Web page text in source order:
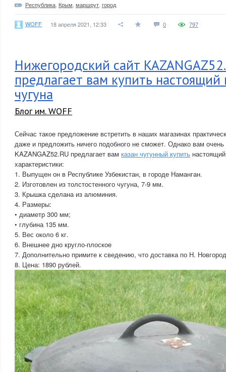
Республика Крым маршрут город
WOFF 18 апреля 2021, 12:33 0 797
Нижегородский сайт
предлагает вам купить настоящий
чугуна
Блог им. WOFF
Сейчас такое предложение встретить в наших магазинах
даже и предложить ничего подобного не сможет. Однако вам очень
KAZANGAZ52.RU предлагает вам казан чугунный купить
характеристики:
1. Выпущен он в Республике Узбекистан, в городе Наманган.
2. Изготовлен из толстостенного чугуна, 7-9 мм.
3. Крышка сделана из алюминия.
4. Размеры:
• диаметр 300 мм;
• глубина 135 мм.
5. Вес около 6 кг.
6. Внешнее дно кругло-плоское
7. Дополнительно примите к сведению, что доставка по Н.
8. Цена: 1890 рублей.